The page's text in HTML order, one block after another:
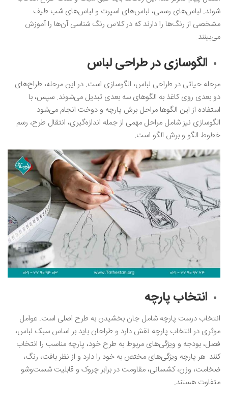
شوند. لباس‌های رسمی، لباس‌های اسپرت و لباس‌های شب طیف
مشخصی از رنگ‌ها را دارند که در کلاس رنگ شناسی آن‌ها را آموزش
می‌بینند.
الگوسازی در طراحی لباس
مرحله حیاتی در طراحی لباس، الگوسازی است. در این مرحله، طراح‌های
دو بعدی روی کاغذ به الگوهای سه بعدی تبدیل می‌شوند. سپس، با
استفاده از این الگوها مراحل برش پارچه و دوخت انجام می‌شود.
الگوسازی نیز شامل مراحل مهمی از جمله اندازه‌گیری، انتقال طرح، رسم
خطوط الگو و برش الگو است.
انتخاب پارچه
انتخاب درست پارچه شامل جان بخشیدن به طرح اصلی است. عوامل
موثری در انتخاب پارچه نقش دارد و طراحان باید بر اساس سبک لباس،
فصل، بودجه و ویژگی‌های مربوط به طرح خود، پارچه مناسب را انتخاب
کنند. هر پارچه ویژگی‌های مختص به خود را دارد و از نظر بافت، رنگ،
ضخامت، وزن، کشسانی، مقاومت در برابر چروک و قابلیت شست‌وشو
متفاوت هستند.